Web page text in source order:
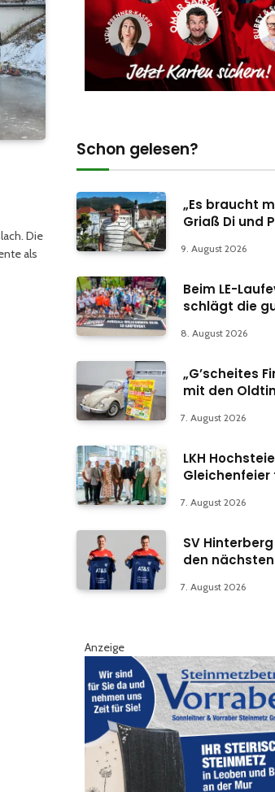
Die
als
Schon gelesen?
„Es braucht
Griaß Di und
9. August 2026
Beim LE-
schlägt die
8. August 2026
„G’scheites
mit den
7. August 2026
LKH
Gleichenfeier
Abteilung in
7. August 2026
SV
den nächsten
7. August 2026
Anzeige